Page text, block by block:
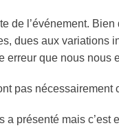
de l’événement.
dues aux variations
erreur que nous nous
pas nécessairement
a présenté mais